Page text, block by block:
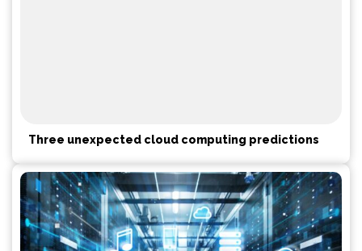
Three unexpected cloud computing predictions